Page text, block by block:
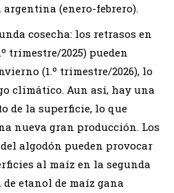
argentina (enero-febrero).
cosecha: los retrasos en
trimestre/2025) pueden
(1.º trimestre/2026), lo
climático. Aun así, hay una
de la superficie, lo que
nueva gran producción. Los
algodón pueden provocar
al maíz en la segunda
de etanol de maíz gana